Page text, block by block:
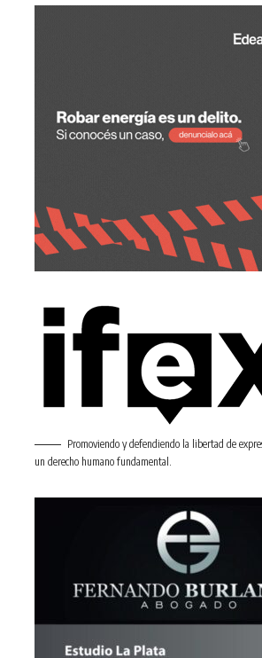
Promoviendo y defendiendo la libertad de
un derecho humano fundamental.